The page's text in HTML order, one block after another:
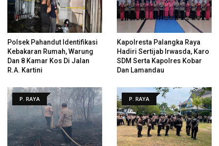
Polsek Pahandut Identifikasi
Kebakaran Rumah, Warung
Dan 8 Kamar Kos Di Jalan
R.A. Kartini
Kapolresta Palangka Raya
Hadiri Sertijab Irwasda, Karo
SDM Serta Kapolres Kobar
Dan Lamandau
P. RAYA P. RAYA